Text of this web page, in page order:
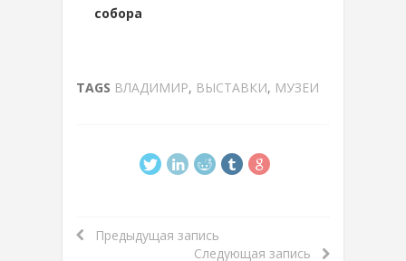
собора
TAGS ВЛАДИМИР, ВЫСТАВКИ, МУЗЕИ
Предыдущая запись
Следующая запись